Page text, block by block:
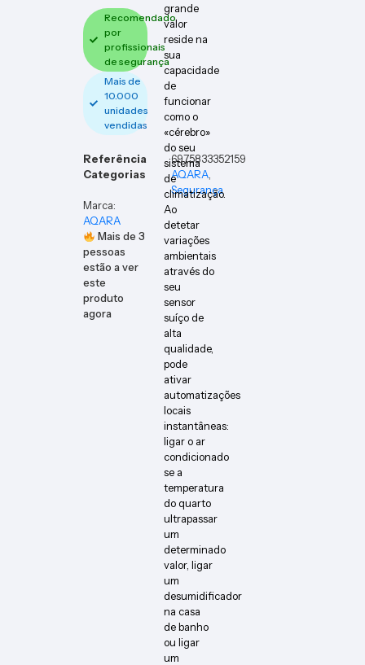
Recomendado
por
profissionais
de segurança
Mais de
10.000
unidades
vendidas
Referência
6975833352159
Categorias
AQARA,
Segurança
Marca:
AQARA
Mais de3
pessoas
estão a ver
este
produto
agora
grande
valor
reside na
sua
capacidade
de
funcionar
como o
«cérebro»
do seu
sistema
de
climatização.
Ao
detetar
variações
ambientais
através do
seu
sensor
suíço de
alta
qualidade,
pode
ativar
automatizações
locais
instantâneas:
ligar o ar
condicionado
se a
temperatura
do quarto
ultrapassar
um
determinado
valor, ligar
um
desumidificador
na casa
de banho
ou ligar
um